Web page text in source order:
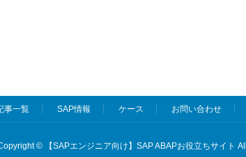
事一覧 SAP情報 ケース お問い合わせ
© 【SAPエンジニア向け】SAP ABAPお役立ちサイト